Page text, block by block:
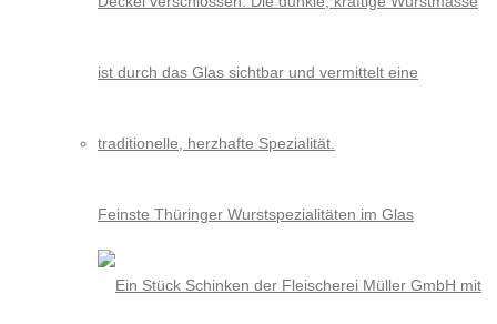
Feinste Thüringer Wurstspezialitäten im Glas